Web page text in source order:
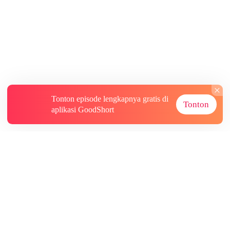
Tonton episode lengkapnya gratis di
aplikasi GoodShort
Tonton